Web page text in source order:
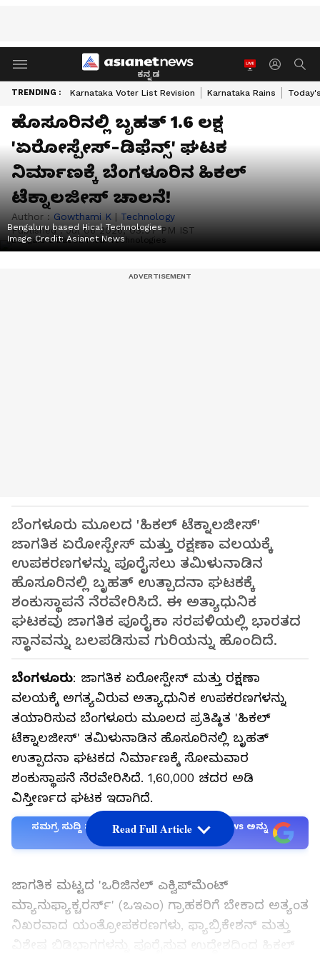
ಕನ್ನಡ
TRENDING : Karnataka Voter List Revision Karnataka Rains
ಹೊಸೂರಿನಲ್ಲಿ ಬೃಹತ್ 1.6 ಲಕ್ಷ
'ಏರೋಸ್ಪೇಸ್-ಡಿಫೆನ್ಸ್' ಘಟಕ
ನಿರ್ಮಾಣಕ್ಕೆ ಬೆಂಗಳೂರಿನ ಹಿಕಲ್
ಟೆಕ್ನಾಲಜೀಸ್ ಚಾಲನೆ!
Author : Gowthami K | Technology
Published :Jul 06 2026, 03:07 PM IST
Bengaluru based Hical Technologies
Image Credit:Asianet News
ಬೆಂಗಳೂರು ಮೂಲದ 'ಹಿಕಲ್ ಟೆಕ್ನಾಲಜೀಸ್'
ಜಾಗತಿಕ ಏರೋಸ್ಪೇಸ್ ಮತ್ತು ರಕ್ಷಣಾ ವಲಯಕ್ಕೆ
ಉಪಕರಣಗಳನ್ನು ಪೂರೈಸಲು ತಮಿಳುನಾಡಿನ
ಹೊಸೂರಿನಲ್ಲಿ ಬೃಹತ್ ಉತ್ಪಾದನಾ ಘಟಕಕ್ಕೆ
ಶಂಕುಸ್ಥಾಪನೆ ನೆರವೇರಿಸಿದೆ. ಈ ಅತ್ಯಾಧುನಿಕ
ಘಟಕವು ಜಾಗತಿಕ ಪೂರೈಕಾ ಸರಪಳಿಯಲ್ಲಿ ಭಾರತದ
ಸ್ಥಾನವನ್ನು ಬಲಪಡಿಸುವ ಗುರಿಯನ್ನು ಹೊಂದಿದೆ.
ಬೆಂಗಳೂರು: ಜಾಗತಿಕ ಏರೋಸ್ಪೇಸ್ ಮತ್ತು ರಕ್ಷಣಾ
ವಲಯಕ್ಕೆ ಅಗತ್ಯವಿರುವ ಅತ್ಯಾಧುನಿಕ ಉಪಕರಣಗಳನ್ನು
ತಯಾರಿಸುವ ಬೆಂಗಳೂರು ಮೂಲದ ಪ್ರತಿಷ್ಠಿತ 'ಹಿಕಲ್
ಟೆಕ್ನಾಲಜೀಸ್' ತಮಿಳುನಾಡಿನ ಹೊಸೂರಿನಲ್ಲಿ ಬೃಹತ್
ಉತ್ಪಾದನಾ ಘಟಕದ ನಿರ್ಮಾಣಕ್ಕೆ ಸೋಮವಾರ
ಶಂಕುಸ್ಥಾಪನೆ ನೆರವೇರಿಸಿದೆ. 1,60,000 ಚದರ ಅಡಿ
ವಿಸ್ತೀರ್ಣದ ಘಟಕ ಇದಾಗಿದೆ.
ಸಮಗ್ರ ಸುದ್ದಿ ಮೂಲವನ್ನಾಗಿ asianet suvarna news ಅನ್ನು
ಜಾಗತಿಕ ಮಟ್ಟದ 'ಒರಿಜಿನಲ್ ಎಕ್ವಿಪ್‌ಮೆಂಟ್
ಮ್ಯಾನುಫ್ಯಾಕ್ಚರರ್ಸ್' (ಒಇಎಂ) ಗ್ರಾಹಕರಿಗೆ ಬೇಕಾದ ಅತ್ಯಂತ
ನಿಖರವಾದ ಯಂತ್ರೋಪಕರಣಗಳು, ಫ್ಯಾಬ್ರಿಕೇಶನ್ ಮತ್ತು
Read Full Article